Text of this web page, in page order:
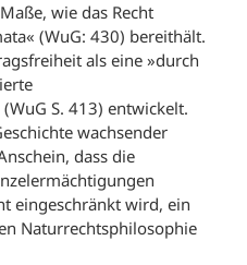
wie das Recht
(WuG: 430) bereithält.
als eine »durch
S. 413) entwickelt.
wachsender
dass die
eingeschränkt wird, ein
Naturrechtsphilosophie